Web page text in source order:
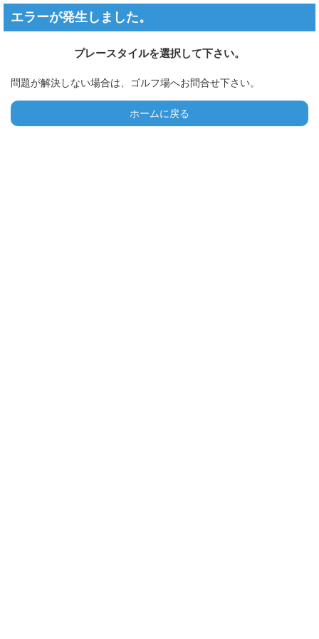
エラーが発生しました。
プレースタイルを選択して下さい。
問題が解決しない場合は、ゴルフ場へお問合せ下さい。
ホームに戻る